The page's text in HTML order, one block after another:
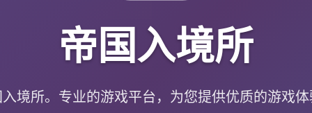
帝国入境所
境所。专业的游戏平台，为您提供优质的游戏